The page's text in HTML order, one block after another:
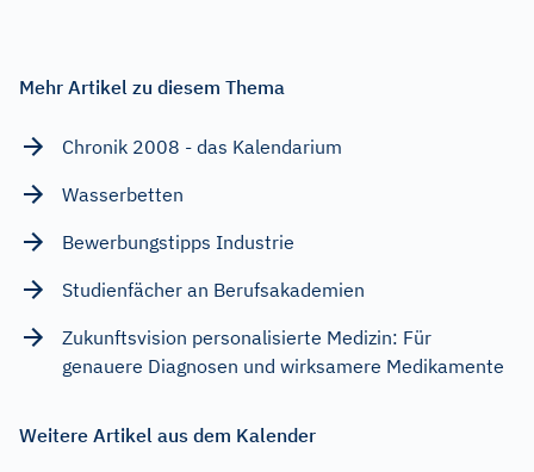
Mehr Artikel zu diesem Thema
Chronik 2008 - das Kalendarium
Wasserbetten
Bewerbungstipps Industrie
Studienfächer an Berufsakademien
Zukunftsvision personalisierte Medizin: Für
genauere Diagnosen und wirksamere Medikamente
Weitere Artikel aus dem Kalender